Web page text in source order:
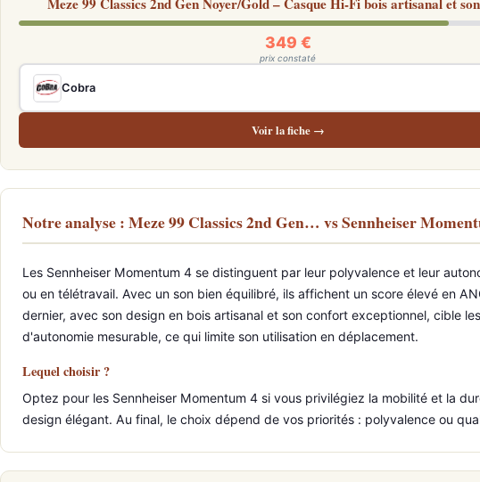
349 €
prix constaté
Cobra
Voir la fiche →
Notre analyse : Meze 99 Classics 2nd Gen… vs Sennheiser
Les Sennheiser Momentum 4 se distinguent par leur polyvalence et leur
ou en télétravail. Avec un son bien équilibré, ils affichent un score élevé en
dernier, avec son design en bois artisanal et son confort exceptionnel, cible
d'autonomie mesurable, ce qui limite son utilisation en déplacement.
Lequel choisir ?
Optez pour les Sennheiser Momentum 4 si vous privilégiez la mobilité et la
design élégant. Au final, le choix dépend de vos priorités : polyvalence ou